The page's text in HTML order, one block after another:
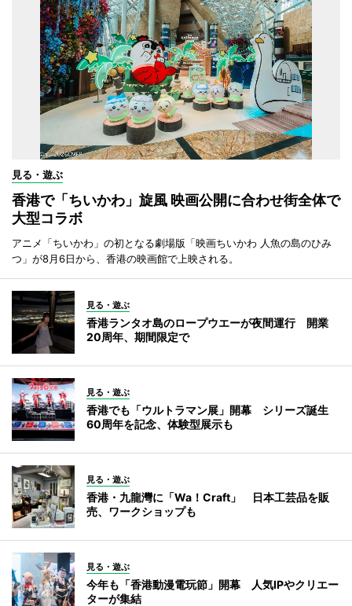
見る・遊ぶ
香港で「ちいかわ」旋風 映画公開に合わせ街全体で
大型コラボ
アニメ「ちいかわ」の初となる劇場版「映画ちいかわ 人魚の島のひみ
つ」が8月6日から、香港の映画館で上映される。
見る・遊ぶ
香港ランタオ島のロープウエーが夜間運行 開業
20周年、期間限定で
見る・遊ぶ
香港でも「ウルトラマン展」開幕 シリーズ誕生
60周年を記念、体験型展示も
見る・遊ぶ
香港・九龍灣に「Wa！Craft」 日本工芸品を販
売、ワークショップも
見る・遊ぶ
今年も「香港動漫電玩節」開幕 人気IPやクリエー
ターが集結